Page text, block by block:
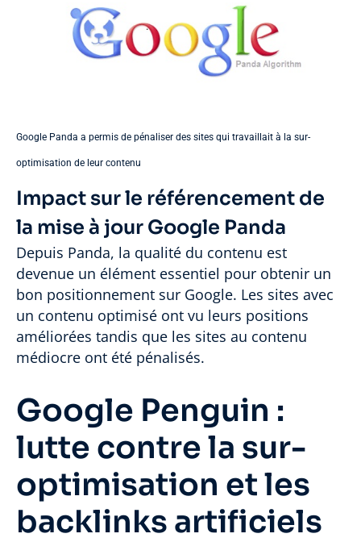
Google Panda a permis de pénaliser des sites qui travaillait à la sur-
optimisation de leur contenu
Impact sur le référencement de
la mise à jour Google Panda
Depuis Panda, la qualité du contenu est
devenue un élément essentiel pour obtenir un
bon positionnement sur Google. Les sites avec
un contenu optimisé ont vu leurs positions
améliorées tandis que les sites au contenu
médiocre ont été pénalisés.
Google Penguin :
lutte contre la sur-
optimisation et les
backlinks artificiels